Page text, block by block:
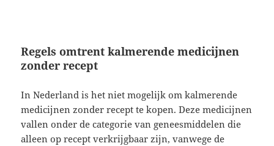
Regels omtrent kalmerende medicijnen
zonder recept
In Nederland is het niet mogelijk om kalmerende
medicijnen zonder recept te kopen. Deze medicijnen
vallen onder de categorie van geneesmiddelen die
alleen op recept verkrijgbaar zijn, vanwege de